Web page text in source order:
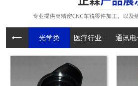
光学类 医疗行业... 通讯电